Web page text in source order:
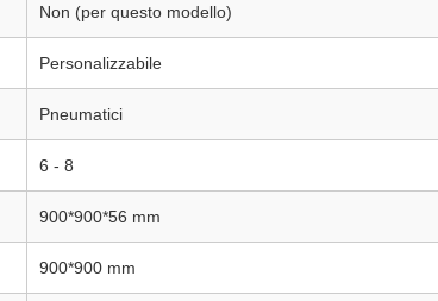
Non (per questo modello)
Personalizzabile
Pneumatici
6 - 8
900*900*56 mm
900*900 mm